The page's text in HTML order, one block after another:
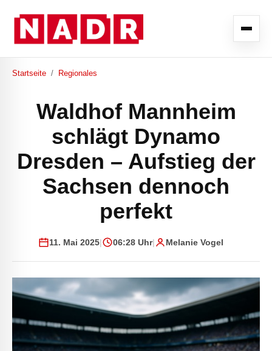
Startseite / Regionales
Waldhof Mannheim
schlägt Dynamo
Dresden – Aufstieg der
Sachsen dennoch
perfekt
11. Mai 2025| 06:28 Uhr| Melanie Vogel